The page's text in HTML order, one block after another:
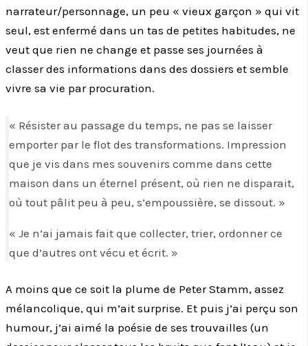
narrateur/personnage, un peu « vieux garçon » qui vit
seul, est enfermé dans un tas de petites habitudes, ne
veut que rien ne change et passe ses journées à
classer des informations dans des dossiers et semble
vivre sa vie par procuration.
« Résister au passage du temps, ne pas se laisser
emporter par le flot des transformations. Impression
que je vis dans mes souvenirs comme dans cette
maison dans un éternel présent, où rien ne disparait,
où tout pâlit peu à peu, s’empoussière, se dissout. »
« Je n’ai jamais fait que collecter, trier, ordonner ce
que d’autres ont vécu et écrit. »
A moins que ce soit la plume de Peter Stamm, assez
mélancolique, qui m’ait surprise. Et puis j’ai perçu son
humour, j’ai aimé la poésie de ses trouvailles (un